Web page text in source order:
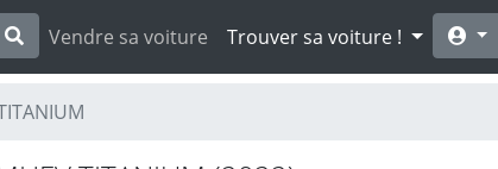
Vendre sa voiture Trouver sa voiture !